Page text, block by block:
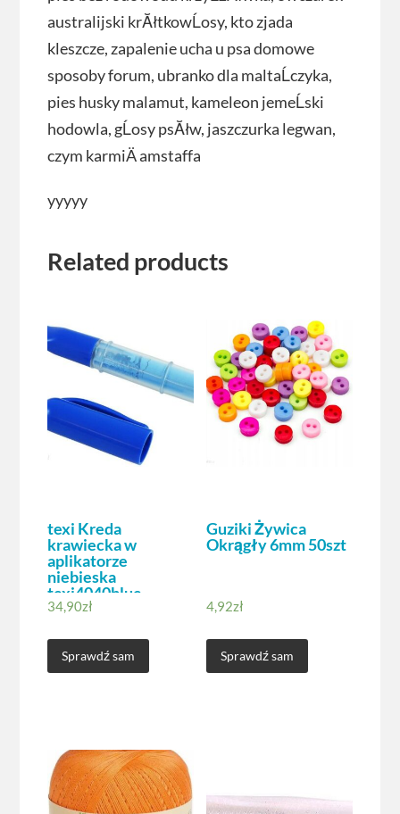
australijski krĂłtkowĹosy, kto zjada
kleszcze, zapalenie ucha u psa domowe
sposoby forum, ubranko dla maltaĹczyka,
pies husky malamut, kameleon jemeĹski
hodowla, gĹosy psĂłw, jaszczurka legwan,
czym karmiÄ amstaffa
yyyyy
Related products
texi Kreda
krawiecka w
aplikatorze
niebieska
texi4040blue
34,90zł
Sprawdź sam
Guziki Żywica
Okrągły 6mm 50szt
4,92zł
Sprawdź sam